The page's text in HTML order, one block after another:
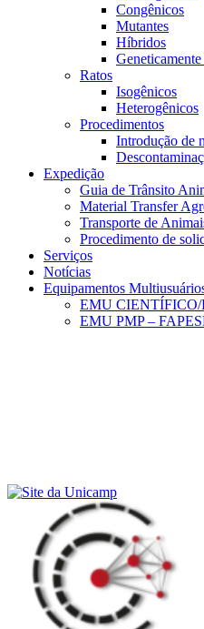
Congênicos
Mutantes
Híbridos
Ratos
Isogênicos
Heterogênicos
Procedimentos
Introdução de
Expedição
Guia de Trânsito
Material Transfer
Transporte de
Procedimento de
Serviços
Notícias
Equipamentos
EMU CIENTÍFICO/
EMU PMP –